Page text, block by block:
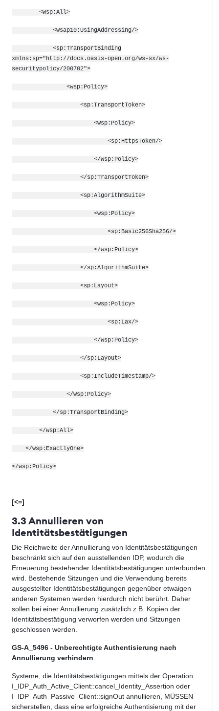
<wsp:All>
<wsap10:UsingAddressing/>
<sp:TransportBinding
xmlns:sp="http://docs.oasis-open.org/ws-sx/ws-
securitypolicy/200702">
<wsp:Policy>
<sp:TransportToken>
<wsp:Policy>
<sp:HttpsToken/>
</wsp:Policy>
</sp:TransportToken>
<sp:AlgorithmSuite>
<wsp:Policy>
<sp:Basic256Sha256/>
</wsp:Policy>
</sp:AlgorithmSuite>
<sp:Layout>
<wsp:Policy>
<sp:Lax/>
</wsp:Policy>
</sp:Layout>
<sp:IncludeTimestamp/>
</wsp:Policy>
</sp:TransportBinding>
</wsp:All>
</wsp:ExactlyOne>
</wsp:Policy>
[<=]
3.3 Annullieren von
Identitätsbestätigungen
Die Reichweite der Annullierung von Identitätsbestätigungen
beschränkt sich auf den ausstellenden IDP, wodurch die
Erneuerung bestehender Identitätsbestätigungen unterbunden
wird. Bestehende Sitzungen und die Verwendung bereits
ausgestellter Identitätsbestätigungen gegenüber etwaigen
anderen Systemen werden hierdurch nicht berührt. Daher
sollen bei einer Annullierung zusätzlich z.B. Kopien der
Identitätsbestätigung verworfen werden und Sitzungen
geschlossen werden.
GS-A_5496 - Unberechtigte Authentisierung nach
Annullierung verhindern
Systeme, die Identitätsbestätigungen mittels der Operation
I_IDP_Auth_Active_Client::cancel_Identity_Assertion oder
I_IDP_Auth_ Passive _Client::signOut annullieren, MÜSSEN
sicherstellen, dass eine erfolgreiche Authentisierung mit der